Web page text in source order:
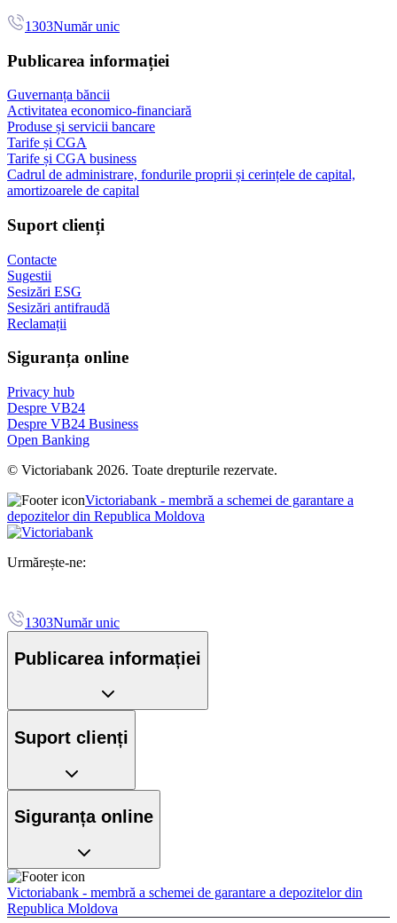
1303Număr unic
Publicarea informației
Guvernanța băncii
Activitatea economico-financiară
Produse și servicii bancare
Tarife și CGA
Tarife și CGA business
Cadrul de administrare, fondurile proprii și cerințele de capital,
amortizoarele de capital
Suport clienți
Contacte
Sugestii
Sesizări ESG
Sesizări antifraudă
Reclamații
Siguranța online
Privacy hub
Despre VB24
Despre VB24 Business
Open Banking
© Victoriabank 2026. Toate drepturile rezervate.
Victoriabank - membră a schemei de garantare a
depozitelor din Republica Moldova
Urmărește-ne:
1303Număr unic
Publicarea informației
Suport clienți
Siguranța online
Victoriabank - membră a schemei de garantare a depozitelor din
Republica Moldova